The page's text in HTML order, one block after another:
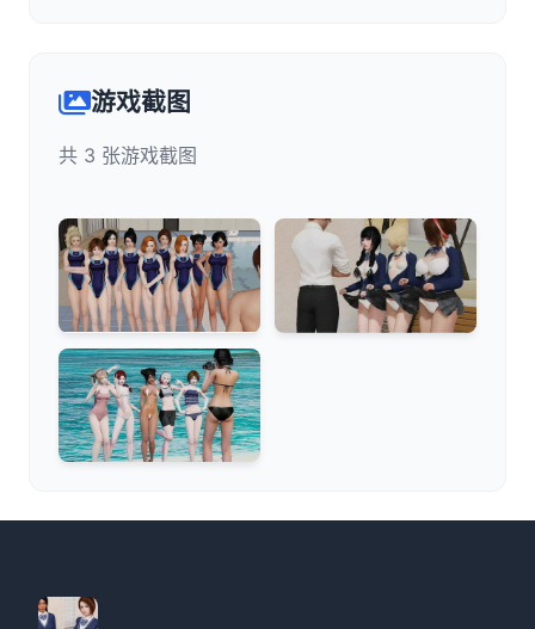
游戏截图
共 3 张游戏截图